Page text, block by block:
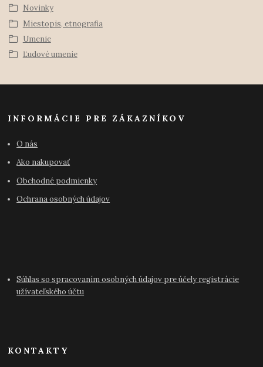
Novinky
Miestopis, etnografia
Umenie
Ľudové umenie
INFORMÁCIE PRE ZÁKAZNÍKOV
O nás
Ako nakupovať
Obchodné podmienky
Ochrana osobných údajov
Súhlas so spracovaním osobných údajov pre účely registrácie
užívateľského účtu
KONTAKTY